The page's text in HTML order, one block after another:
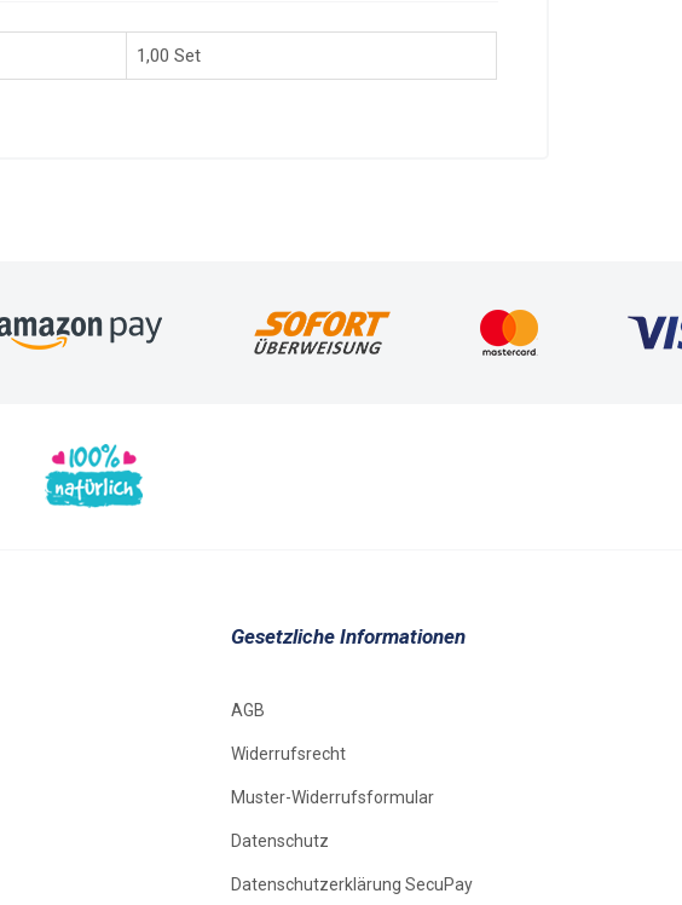
1,00 Set
Gesetzliche Informationen
AGB
Widerrufsrecht
Muster-Widerrufsformular
Datenschutz
Datenschutzerklärung SecuPay